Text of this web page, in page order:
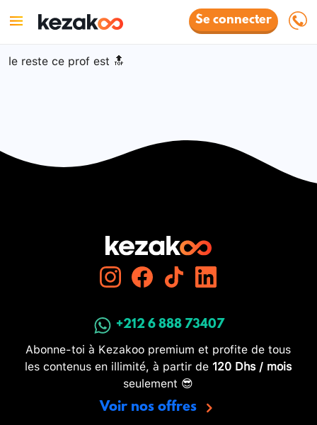
Se connecter
le reste ce prof est 🔝
+212 6 888 73407
Abonne-toi à Kezakoo premium et profite de tous
les contenus en illimité, à partir de 120 Dhs / mois
seulement 😎
Voir nos offres